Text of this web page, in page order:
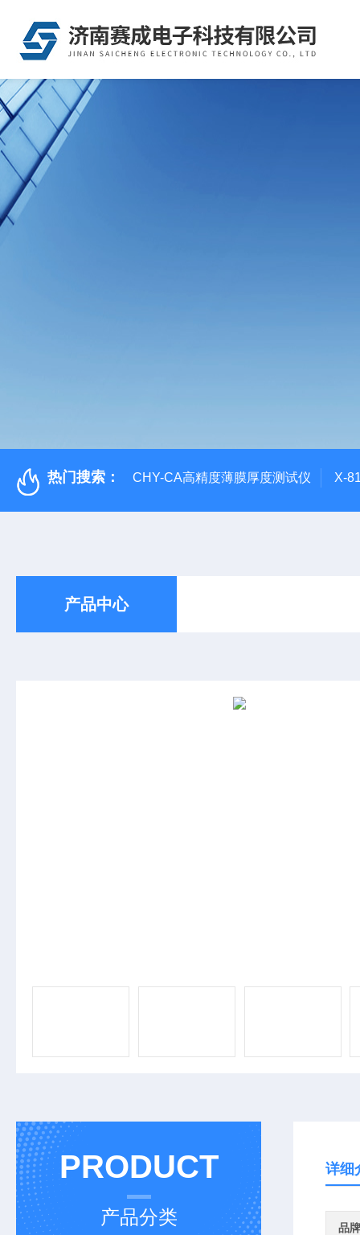
热门搜索： CHY-CA高精度薄膜厚度测试仪 X-
产品中心
PRODUCT
产品分类
详细
品牌